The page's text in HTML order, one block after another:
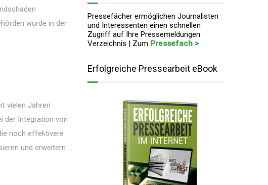
wurde in der
vielen Jahren
der Integration von
noch effektivere
und erweitern ...
Pressefächer ermöglichen Journalisten
und Interessenten einen schnellen
Zugriff auf Ihre Pressemeldungen
Verzeichnis | Zum Pressefach >
Erfolgreiche Pressearbeit eBook